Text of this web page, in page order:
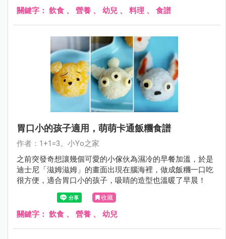
關鍵字： 飲食 、 營養 、 幼兒 、 料理 、 食譜
胃口小的孩子適用，萌萌卡通飯糰食譜
作者：1+1=3。小Yo之家
之前突發奇想讓幾個可愛的小傢伙為濕冷的早餐加溫，於是
迪士尼「滋姆滋姆」的畫面出現在腦海裡，做成飯糰一口吃
很方便，適合胃口小的孩子，吸睛的造型也溫暖了早晨！
收藏
關鍵字： 飲食 、 營養 、 幼兒